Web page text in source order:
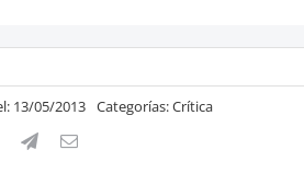
13/05/2013 Categorías:Crítica